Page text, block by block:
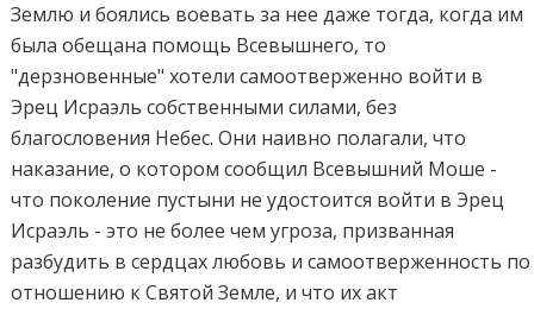
Землю и боялись воевать за нее даже тогда, когда им
была обещана помощь Всевышнего, то
"дерзновенные" хотели самоотверженно войти в
Эрец Исраэль собственными силами, без
благословения Небес. Они наивно полагали, что
наказание, о котором сообщил Всевышний Моше -
что поколение пустыни не удостоится войти в Эрец
Исраэль - это не более чем угроза, призванная
разбудить в сердцах любовь и самоотверженность по
отношению к Святой Земле, и что их акт